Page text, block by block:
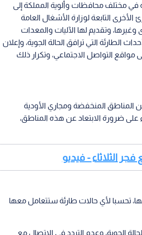
في مختلف محافظات وألوية المملكة إلى
التابعة لوزارة الأشغال العامة
وغيرها، وتقديم لها الآليات والمعدات
الطارئة التي ترافق الحالة الجوية، وإعلان
التواصل الاجتماعي، وتكرار ذلك
المناطق المنخفضة ومجاري الأودية
ضرورة الابتعاد عن هذه المناطق،
الثلاثاء - فيديو
لها، تحسبا لأي حالات طارئة ستتعامل معها
الجوية، وعدم التردد في الاتصال مع